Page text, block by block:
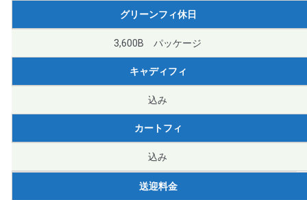
グリーンフィ休日
3,600B パッケージ
キャディフィ
込み
カートフィ
込み
送迎料金